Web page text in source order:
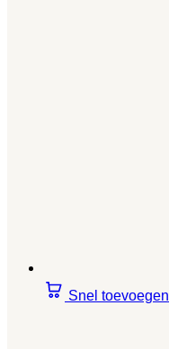
Snel toevoegen